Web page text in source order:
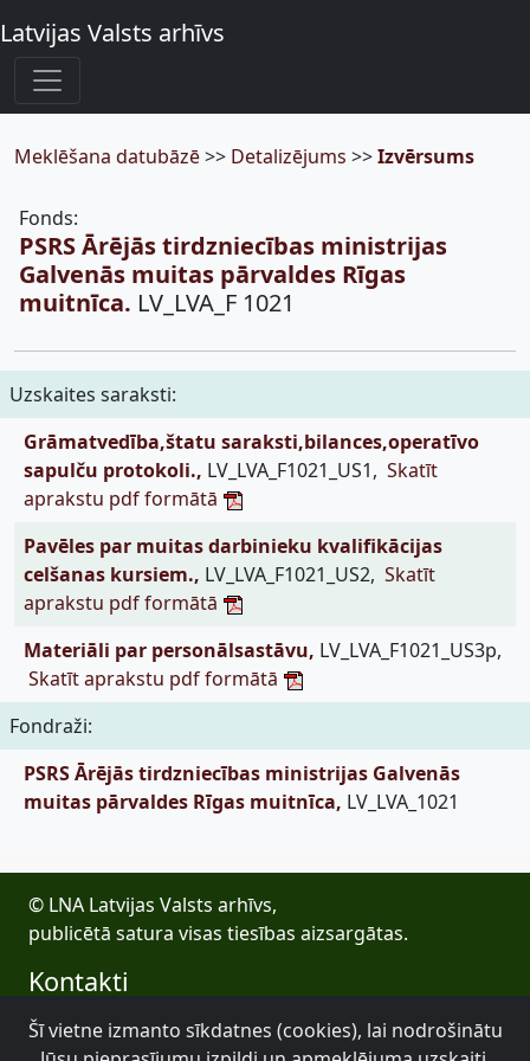
Latvijas Valsts arhīvs
Meklēšana datubāzē>> Detalizējums >>Izvērsums
Fonds:
PSRS Ārējās tirdzniecības ministrijas
Galvenās muitas pārvaldes Rīgas
muitnīca. LV_LVA_F 1021
Uzskaites saraksti:
Grāmatvedība,štatu saraksti,bilances,operatīvo
sapulču protokoli., LV_LVA_F1021_US1, Skatīt
aprakstu pdf formātā
Pavēles par muitas darbinieku kvalifikācijas
celšanas kursiem., LV_LVA_F1021_US2, Skatīt
aprakstu pdf formātā
Materiāli par personālsastāvu, LV_LVA_F1021_US3p,
Skatīt aprakstu pdf formātā
Fondraži:
PSRS Ārējās tirdzniecības ministrijas Galvenās
muitas pārvaldes Rīgas muitnīca, LV_LVA_1021
© LNA Latvijas Valsts arhīvs,
publicētā satura visas tiesības aizsargātas.
Kontakti
E-pasts: lva@arhivi.gov.lv
Tālrunis: +371 20027447
Šī vietne izmanto sīkdatnes (cookies), lai nodrošinātu